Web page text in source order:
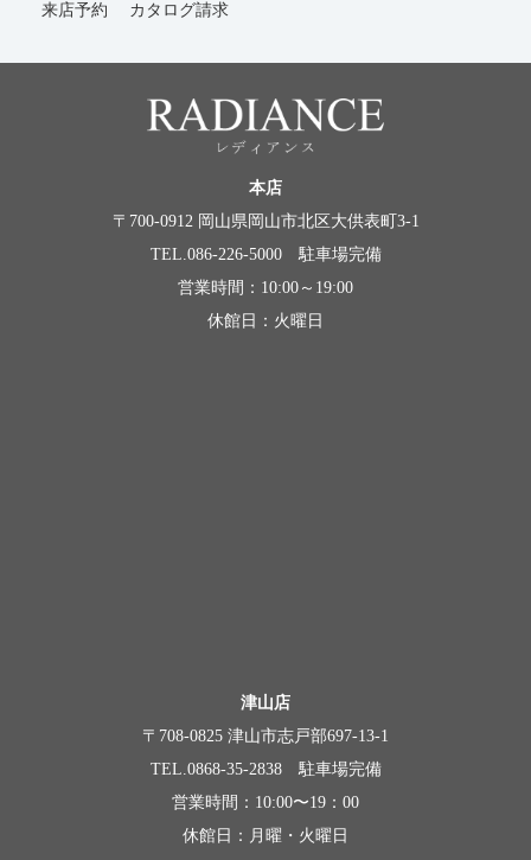
来店予約 カタログ請求
本店
〒700-0912 岡山県岡山市北区大供表町3-1
TEL.086-226-5000 駐車場完備
営業時間：10:00～19:00
休館日：火曜日
津山店
〒708-0825 津山市志戸部697-13-1
TEL.0868-35-2838 駐車場完備
営業時間：10:00〜19：00
休館日：月曜・火曜日